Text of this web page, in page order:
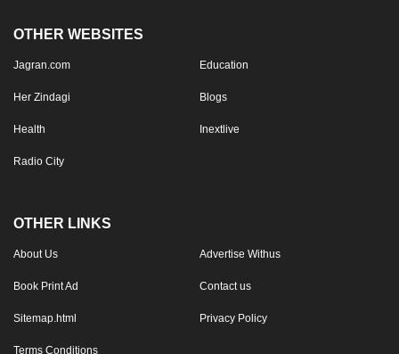
OTHER WEBSITES
Jagran.com Education
Her Zindagi Blogs
Health Inextlive
Radio City
OTHER LINKS
About Us Advertise Withus
Book Print Ad Contact us
Sitemap.html Privacy Policy
Terms Conditions